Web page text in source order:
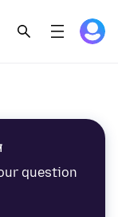
question